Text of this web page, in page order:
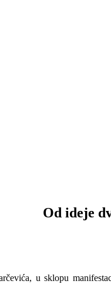
Od ideje
u sklopu